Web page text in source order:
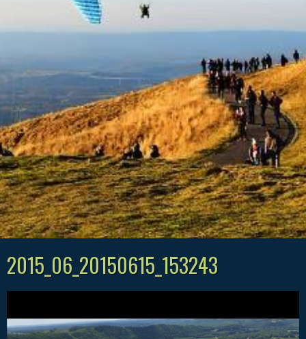
2015_06_20150615_153243